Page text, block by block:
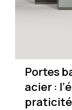
Portes
acier :
praticité